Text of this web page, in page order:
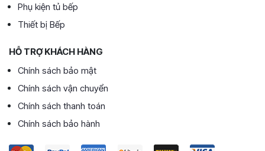
Phụ kiện tủ bếp
Thiết bị Bếp
HỖ TRỢ KHÁCH HÀNG
Chính sách bảo mật
Chính sách vận chuyển
Chính sách thanh toán
Chính sách bảo hành